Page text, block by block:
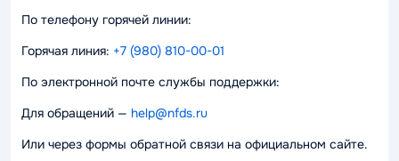
По телефону горячей линии:
Горячая линия: +7 (980) 810-00-01
По электронной почте службы поддержки:
Для обращений — help@nfds.ru
Или через формы обратной связи на официальном сайте.